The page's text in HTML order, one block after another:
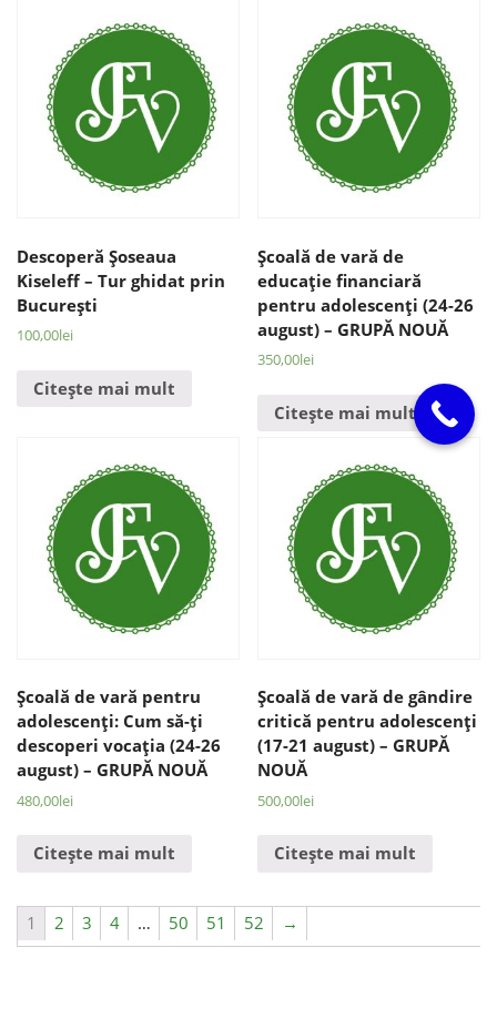
Descoperă Şoseaua
Kiseleff – Tur ghidat prin
Bucureşti
100,00lei
Citește mai mult
Şcoală de vară de
educaţie financiară
pentru adolescenţi (24-26
august) – GRUPĂ NOUĂ
350,00lei
Citește mai mult
Şcoală de vară pentru
adolescenţi: Cum să-ţi
descoperi vocaţia (24-26
august) – GRUPĂ NOUĂ
480,00lei
Citește mai mult
Şcoală de vară de gândire
critică pentru adolescenţi
(17-21 august) – GRUPĂ
NOUĂ
500,00lei
Citește mai mult
1 2 3 4 … 50 51 52 →